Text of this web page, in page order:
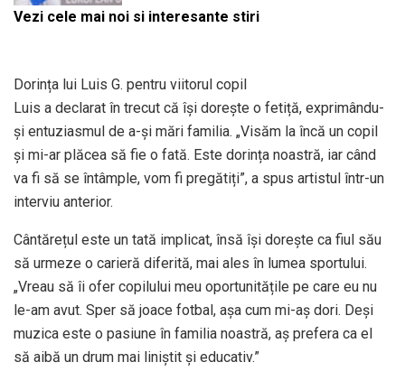
Vezi cele mai noi si interesante stiri
Dorința lui Luis G. pentru viitorul copil
Luis a declarat în trecut că își dorește o fetiță, exprimându-
și entuziasmul de a-și mări familia. „Visăm la încă un copil
și mi-ar plăcea să fie o fată. Este dorința noastră, iar când
va fi să se întâmple, vom fi pregătiți”, a spus artistul într-un
interviu anterior.
Cântărețul este un tată implicat, însă își dorește ca fiul său
să urmeze o carieră diferită, mai ales în lumea sportului.
„Vreau să îi ofer copilului meu oportunitățile pe care eu nu
le-am avut. Sper să joace fotbal, așa cum mi-aș dori. Deși
muzica este o pasiune în familia noastră, aș prefera ca el
să aibă un drum mai liniștit și educativ.”